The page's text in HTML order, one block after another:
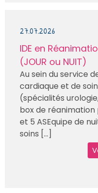
27.07.2026
IDE en
(JOUR ou NUIT)
Au sein du service
cardiaque et de
(spécialités
box de réanimation
et 5 ASEquipe de
soins [...]